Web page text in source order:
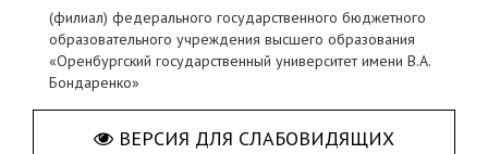
(филиал) федерального государственного бюджетного
образовательного учреждения высшего образования
«Оренбургский государственный университет имени В.А.
Бондаренко»
ВЕРСИЯ ДЛЯ СЛАБОВИДЯЩИХ